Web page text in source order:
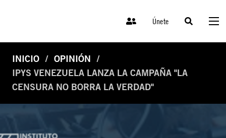
Únete
INICIO
OPINIÓN
IPYS VENEZUELA LANZA LA CAMPAÑA "LA
CENSURA NO BORRA LA VERDAD"